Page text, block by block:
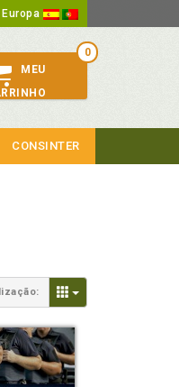
0
MEU
CONSINTER
Toggle Dropdown